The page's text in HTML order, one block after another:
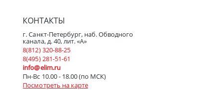
КОНТАКТЫ
г. Санкт-Петербург, наб. Обводного
канала, д. 40, лит. «А»
8(812) 320-88-25
8(495) 281-51-61
info@elim.ru
Пн-Вс 10.00 - 18.00 (по МСК)
Посмотреть на карте